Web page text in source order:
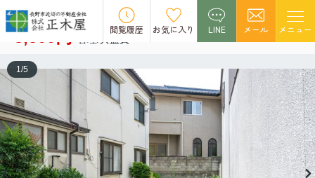
閲覧履歴 お気に入り LINE メール メニュー
須坂市馬場町 駐車場 空室1
5,500円
1/5